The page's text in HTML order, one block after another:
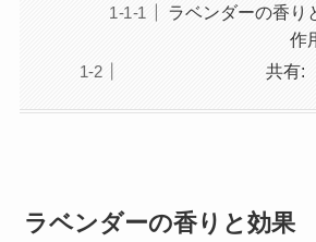
ラベンダーの香り
作
共有:
ラベンダーの香りと効果